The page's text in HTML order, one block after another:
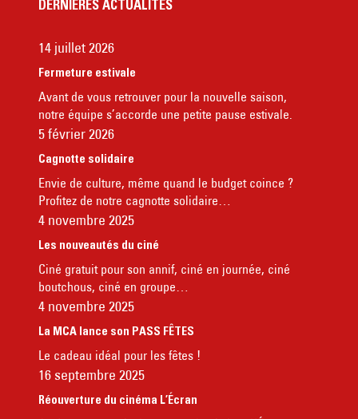
DERNIÈRES ACTUALITÉS
14 juillet 2026
Fermeture estivale
Avant de vous retrouver pour la nouvelle saison,
notre équipe s’accorde une petite pause estivale.
5 février 2026
Cagnotte solidaire
Envie de culture, même quand le budget coince ?
Profitez de notre cagnotte solidaire…
4 novembre 2025
Les nouveautés du ciné
Ciné gratuit pour son annif, ciné en journée, ciné
boutchous, ciné en groupe…
4 novembre 2025
La MCA lance son PASS FÊTES
Le cadeau idéal pour les fêtes !
16 septembre 2025
Réouverture du cinéma L’Écran